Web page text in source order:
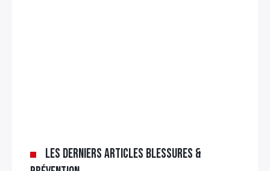
Les derniers articles Blessures &